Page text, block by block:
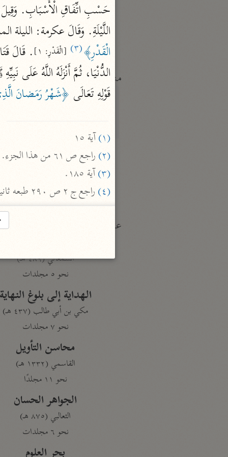
الماوردي (٤٥٠ هـ)
نحو ٦ مجلدات
منتقاة
تفسير ابن قيّم الجوزيّة
تفسير شيخ الإسلام
ابن تيمية (٧٢٨ هـ)
نحو ٧ مجلدات
عامّة
السمعاني (٤٨٩ هـ)
نحو ٥ مجلدات
الهداية إلى بلوغ النهاية
مكي بن أبي طالب (٤٣٧ هـ)
نحو ٧ مجلدات
محاسن التأويل
القاسمي (١٣٣٢ هـ)
نحو ١١ مجلدًا
الجواهر الحسان
الثعالبي (٨٧٥ هـ)
نحو ٦ مجلدات
اللَّيْلَةِ. وَقَالَ عكرمة: الليلة
الْقَدْرِ﴾(٣) [الْقَدْرِ: ١]
الدُّنْيَا، ثُمَّ أَنْزَلَهُ اللَّهُ
قَوْلِهِ تَعَالَى ﴿شَهْرُ رَمَضانَ
(١)
آية ١٥
(٢)
راجع ص ٦١ من هذا الجزء.
(٣)
آية ١٨٥.
(٤)
راجع ج ٢ ص ٢٩٠ طبعه ثانية.)